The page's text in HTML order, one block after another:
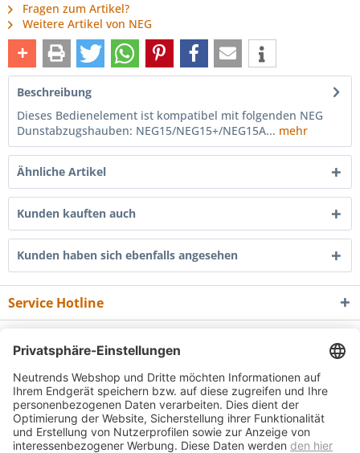
Fragen zum Artikel?
Weitere Artikel von NEG
Beschreibung
Dieses Bedienelement ist kompatibel mit folgenden NEG
Dunstabzugshauben: NEG15/NEG15+/NEG15A... mehr
Ähnliche Artikel
Kunden kauften auch
Kunden haben sich ebenfalls angesehen
Service Hotline
Informationen
Newsletter